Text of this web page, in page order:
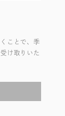
ことで、季
け取りいた